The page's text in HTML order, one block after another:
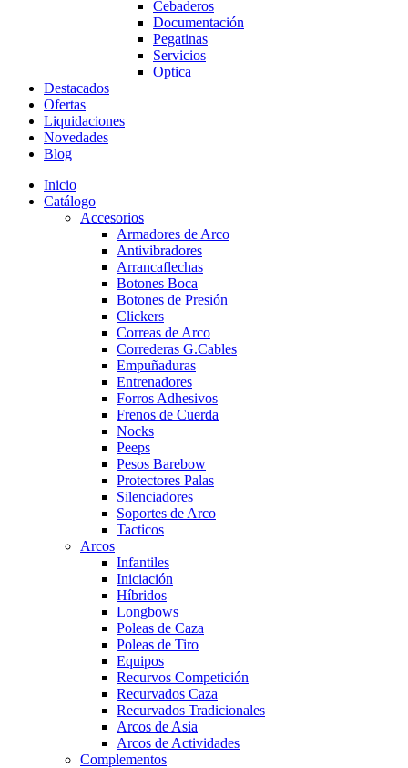
Cebaderos
Documentación
Pegatinas
Servicios
Optica
Destacados
Ofertas
Liquidaciones
Novedades
Blog
Inicio
Catálogo
Accesorios
Armadores de Arco
Antivibradores
Arrancaflechas
Botones Boca
Botones de Presión
Clickers
Correas de Arco
Correderas G.Cables
Empuñaduras
Entrenadores
Forros Adhesivos
Frenos de Cuerda
Nocks
Peeps
Pesos Barebow
Protectores Palas
Silenciadores
Soportes de Arco
Tacticos
Arcos
Infantiles
Iniciación
Híbridos
Longbows
Poleas de Caza
Poleas de Tiro
Equipos
Recurvos Competición
Recurvados Caza
Recurvados Tradicionales
Arcos de Asia
Arcos de Actividades
Complementos